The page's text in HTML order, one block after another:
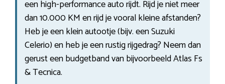
een high-performance auto rijdt. Rijd je niet meer
dan 10.000 KM en rijd je vooral kleine afstanden?
Heb je een klein autootje (bijv. een Suzuki
Celerio) en heb je een rustig rijgedrag? Neem dan
gerust een budgetband van bijvoorbeeld Atlas Fs
& Tecnica.